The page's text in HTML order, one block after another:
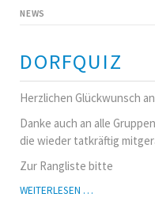
NEWS
DORFQUIZ
Herzlichen Glückwunsch
Danke auch an alle
die wieder tatkräftig
Zur Rangliste bitte
WEITERLESEN …DORFQUIZ